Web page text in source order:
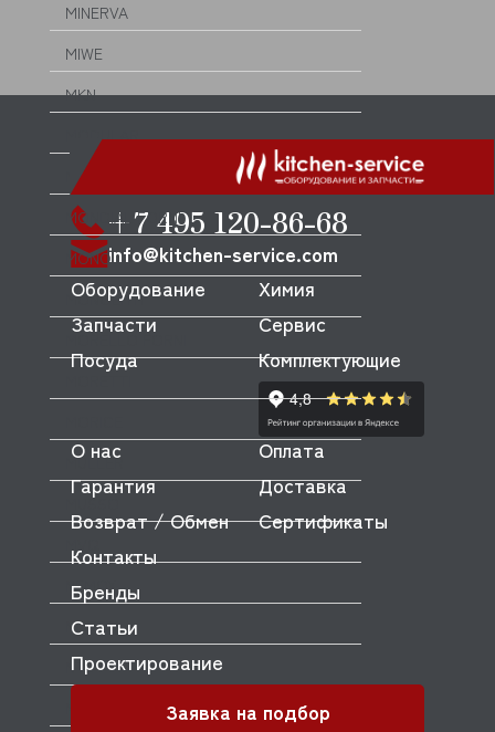
MINERVA
MIWE
MKN
MODULAR
MODULINE
MONDIAL FORNI
MONO
MONOLITH
MULLER
MUSSO
NEMOX
NOPEIN
NTF
NUOVA SIMONELLI
+7 495 120-86-68
info@kitchen-service.com
Оборудование
Запчасти
Посуда
Химия
Сервис
Комплектующие
О нас
Оплата
Гарантия
Доставка
Возврат / Обмен
Сертификаты
Контакты
Бренды
Статьи
Проектирование
Заявка на подбор